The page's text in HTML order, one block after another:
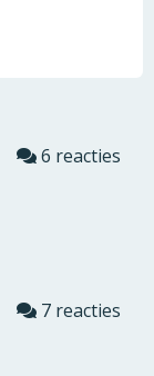
6 reacties
7 reacties